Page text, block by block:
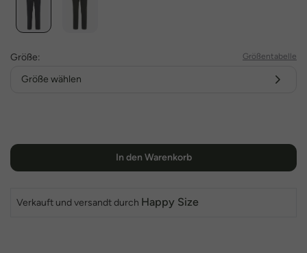
Größe: Größentabelle
Größe wählen
In den Warenkorb
Verkauft und versandt durch Happy Size